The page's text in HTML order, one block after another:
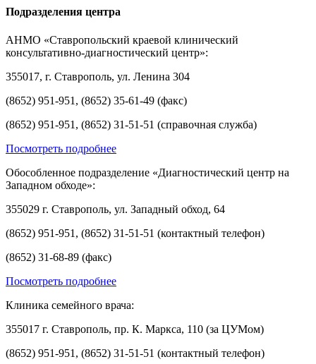
Подразделения центра
АНМО «Ставропольский краевой клинический
консультативно-диагностический центр»:
355017, г. Ставрополь, ул. Ленина 304
(8652) 951-951, (8652) 35-61-49 (факс)
(8652) 951-951, (8652) 31-51-51 (справочная служба)
Посмотреть подробнее
Обособленное подразделение «Диагностический центр на
Западном обходе»:
355029 г. Ставрополь, ул. Западный обход, 64
(8652) 951-951, (8652) 31-51-51 (контактный телефон)
(8652) 31-68-89 (факс)
Посмотреть подробнее
Клиника семейного врача:
355017 г. Ставрополь, пр. К. Маркса, 110 (за ЦУМом)
(8652) 951-951, (8652) 31-51-51 (контактный телефон)